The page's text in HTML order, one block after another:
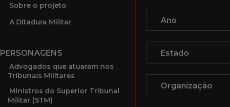
Sobre o projeto
A Ditadura Militar
PERSONAGENS
Advogados que atuaram nos
Tribunais Militares
Ministros do Superior Tribunal
Militar (STM)